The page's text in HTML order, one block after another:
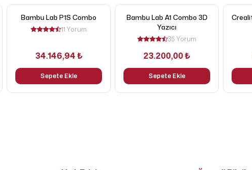
Bambu Lab P1S Combo
11 Yorum
34.146,94 ₺
Sepete Ekle
Bambu Lab A1 Combo 3D
Yazıcı
35 Yorum
23.200,00 ₺
Sepete Ekle